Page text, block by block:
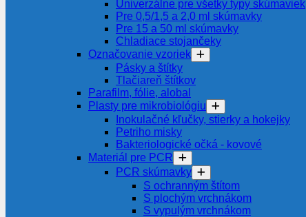
Univerzálne pre všetky typy skúmaviek
Pre 0,5/1,5 a 2,0 ml skúmavky
Pre 15 a 50 ml skúmavky
Chladiace stojančeky
Označovanie vzoriek
Pásky a štítky
Tlačiareň štítkov
Parafilm, fólie, alobal
Plasty pre mikrobiológiu
Inokulačné kľučky, stierky a hokejky
Petriho misky
Bakteriologické očká - kovové
Materiál pre PCR
PCR skúmavky
S ochranným štítom
S plochým vrchnákom
S vypulým vrchnákom